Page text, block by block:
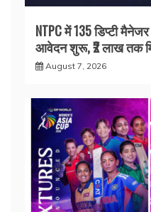
NTPC में 135 डिप्टी
आवेदन शुरू, ₹2 लाख तक
August 7, 2026